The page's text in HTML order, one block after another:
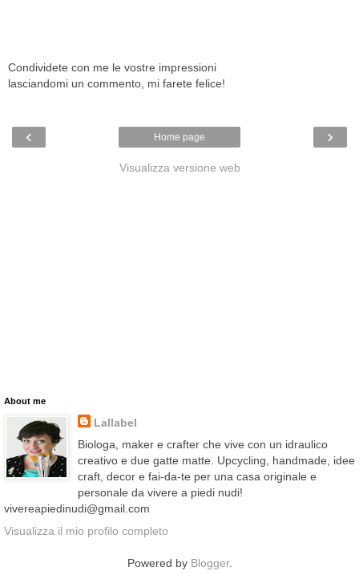
Condividete con me le vostre impressioni
lasciandomi un commento, mi farete felice!
‹ ›
Home page
Visualizza versione web
About me
Lallabel
Biologa, maker e crafter che vive con un idraulico
creativo e due gatte matte. Upcycling, handmade, idee
craft, decor e fai-da-te per una casa originale e
personale da vivere a piedi nudi!
vivereapiedinudi@gmail.com
Visualizza il mio profilo completo
Powered by Blogger.